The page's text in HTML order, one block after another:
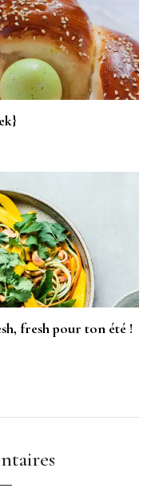
fresh pour ton été !